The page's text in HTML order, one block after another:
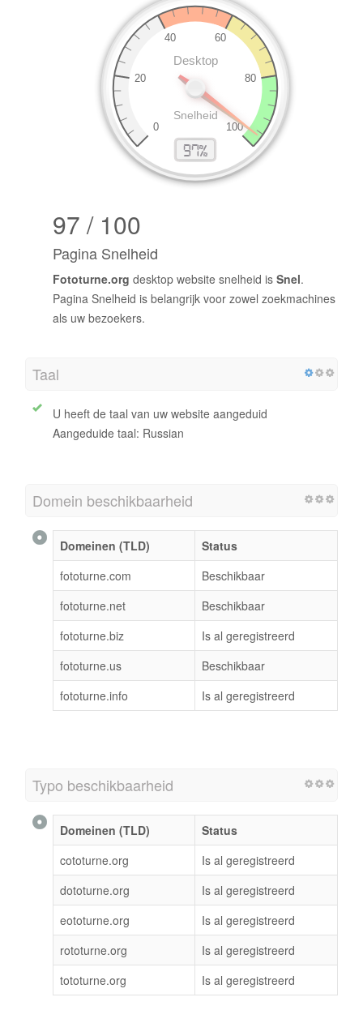
97 / 100
Pagina Snelheid
Fototurne.org desktop website snelheid is Snel.
Pagina Snelheid is belangrijk voor zowel zoekmachines
als uw bezoekers.
Taal
U heeft de taal van uw website aangeduid
Aangeduide taal: Russian
Domein beschikbaarheid
Domeinen (TLD)
Status
fototurne.com
Beschikbaar
fototurne.net
Beschikbaar
fototurne.biz
Is al geregistreerd
fototurne.us
Beschikbaar
fototurne.info
Is al geregistreerd
Typo beschikbaarheid
Domeinen (TLD)
Status
cototurne.org
Is al geregistreerd
dototurne.org
Is al geregistreerd
eototurne.org
Is al geregistreerd
rototurne.org
Is al geregistreerd
tototurne.org
Is al geregistreerd